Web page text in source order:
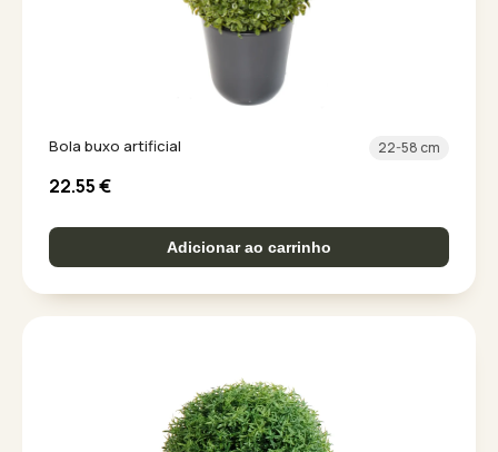
Bola buxo artificial 22-58 cm
22.55€
Adicionar ao carrinho